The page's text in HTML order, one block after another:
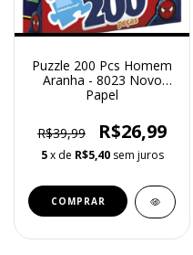
Puzzle 200 Pcs Homem
Aranha - 8023 Novo
Papel
R$39,99 R$26,99
5 x de R$5,40 sem juros